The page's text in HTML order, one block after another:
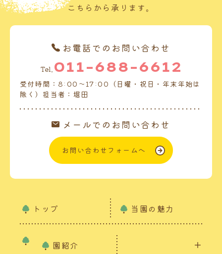
こちらから承ります。
お電話でのお問い合わせ
Tel. 011-688-6612
受付時間：8:00～17:00（日曜・祝日・年末年始は
除く）担当者：堀田
メールでのお問い合わせ
お問い合わせフォームへ
トップ 当園の魅力
園紹介